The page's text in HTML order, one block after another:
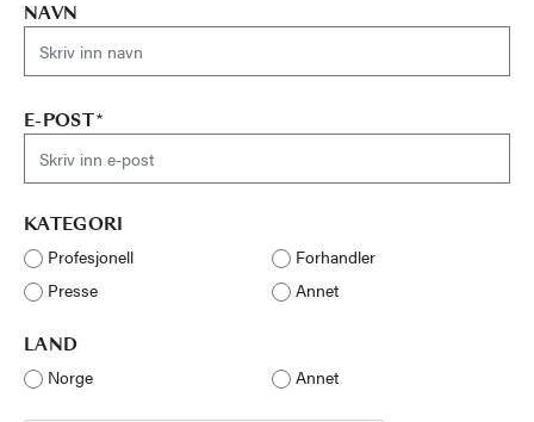
NAVN
E-POST*
KATEGORI
Profesjonell
Forhandler
Presse
Annet
LAND
Norge
Annet